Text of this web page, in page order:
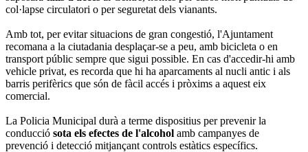
col·lapse circulatori o per seguretat dels vianants.
Amb tot, per evitar situacions de gran congestió, l'Ajuntament
recomana a la ciutadania desplaçar-se a peu, amb bicicleta o en
transport públic sempre que sigui possible. En cas d'accedir-hi amb
vehicle privat, es recorda que hi ha aparcaments al nucli antic i als
barris perifèrics que són de fàcil accés i pròxims a aquest eix
comercial.
La Policia Municipal durà a terme dispositius per prevenir la
conducció sota els efectes de l'alcohol amb campanyes de
prevenció i detecció mitjançant controls estàtics específics.